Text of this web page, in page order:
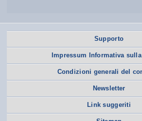
Supporto
Impressum Informativa
Condizioni generali del
Newsletter
Link suggeriti